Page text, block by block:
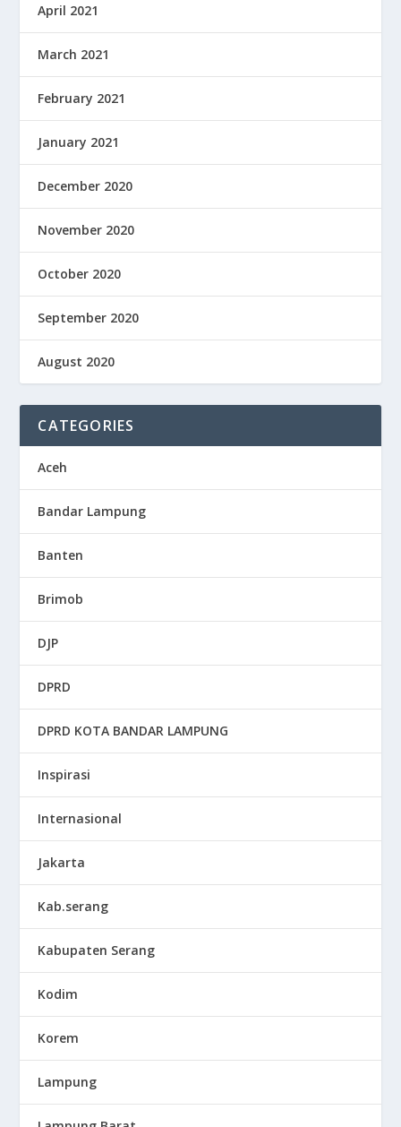
April 2021
March 2021
February 2021
January 2021
December 2020
November 2020
October 2020
September 2020
August 2020
CATEGORIES
Aceh
Bandar Lampung
Banten
Brimob
DJP
DPRD
DPRD KOTA BANDAR LAMPUNG
Inspirasi
Internasional
Jakarta
Kab.serang
Kabupaten Serang
Kodim
Korem
Lampung